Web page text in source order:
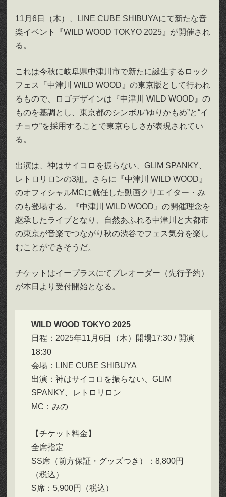
11月6日（木）、LINE CUBE SHIBUYAにて新たな音
楽イベント『WILD WOOD TOKYO 2025』が開催され
る。
これは今秋に岐阜県中津川市で新たに誕生するロック
フェス『中津川 WILD WOOD』の東京版として行われ
るもので、ロゴデザインは『中津川 WILD WOOD』の
ものを基調とし、東京都のシンボル“ゆりかもめ”と“イ
チョウ”を採用することで東京らしさが表現されてい
る。
出演は、神はサイコロを振らない、GLIM SPANKY、
レトロリロンの3組。さらに『中津川 WILD WOOD』
のオフィシャルMCに就任した動画クリエイター・み
のも登場する。『中津川 WILD WOOD』の開催理念を
継承したライブとなり、自然あふれる中津川と大都市
の東京が⾳楽でつながり秋の渋谷でフェス気分を楽し
むことができそうだ。
チケットはイープラスにてプレオーダー（先行予約）
が本日より受付開始となる。
WILD WOOD TOKYO 2025
日程：2025年11月6日（木）開場17:30 / 開演
18:30
会場：LINE CUBE SHIBUYA
出演：神はサイコロを振らない、GLIM
SPANKY、レトロリロン
MC：みの
【チケット料金】
全席指定
SS席（前⽅保証・グッズつき）：8,800円
（税込）
S席：5,900円（税込）